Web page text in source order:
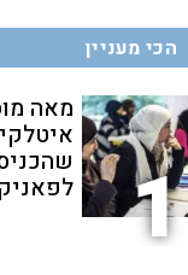
הכי מעניין
1
מאה